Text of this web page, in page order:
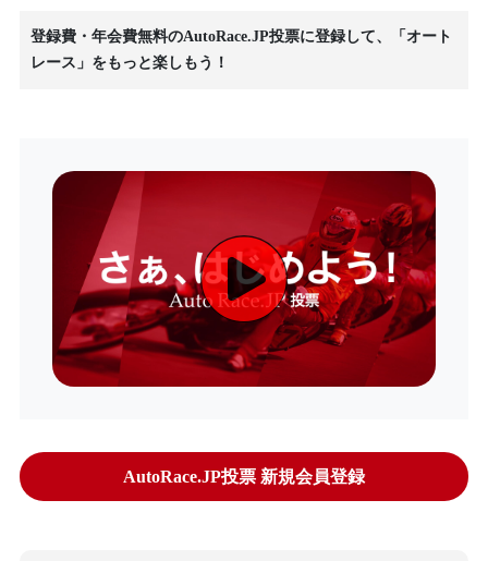
登録費・年会費無料のAutoRace.JP投票に登録して、「オート
レース」をもっと楽しもう！
AutoRace.JP投票 新規会員登録